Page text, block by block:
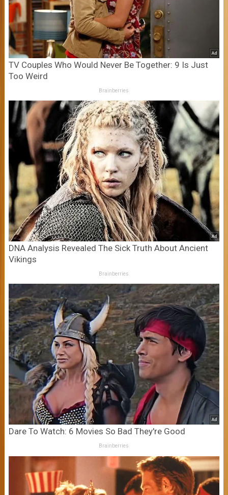
TV Couples Who Would Never Be Together: 9 Is Just
Too Weird
Brainberries
DNA Analysis Revealed The Sick Truth About Ancient
Vikings
Brainberries
Dare To Watch: 6 Movies So Bad They're Good
Brainberries